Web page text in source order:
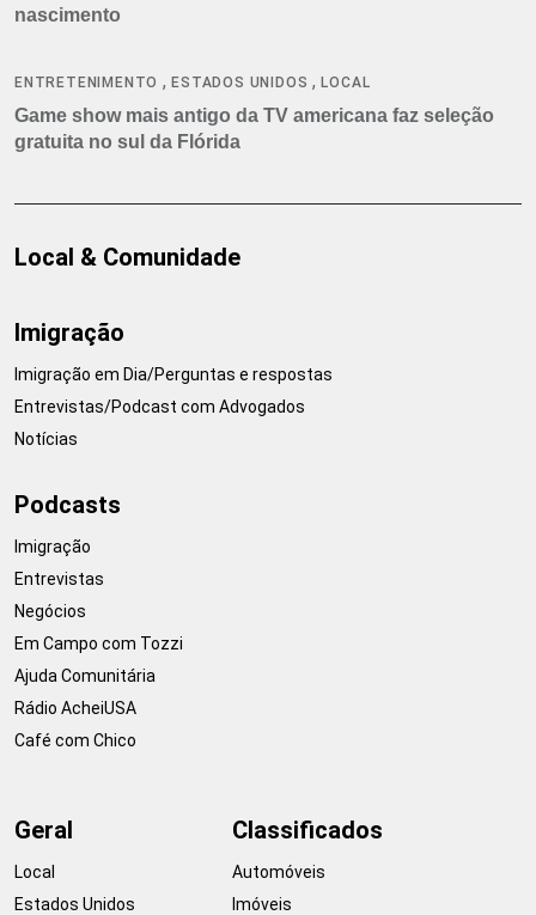
nascimento
ENTRETENIMENTO ,ESTADOS UNIDOS ,LOCAL
Game show mais antigo da TV americana faz seleção
gratuita no sul da Flórida
Local & Comunidade
Imigração
Imigração em Dia/Perguntas e respostas
Entrevistas/Podcast com Advogados
Notícias
Podcasts
Imigração
Entrevistas
Negócios
Em Campo com Tozzi
Ajuda Comunitária
Rádio AcheiUSA
Café com Chico
Geral
Local
Estados Unidos
Classificados
Automóveis
Imóveis